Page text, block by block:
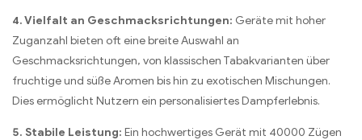
4. Vielfalt an Geschmacksrichtungen: Geräte mit hoher
Zuganzahl bieten oft eine breite Auswahl an
Geschmacksrichtungen, von klassischen Tabakvarianten über
fruchtige und süße Aromen bis hin zu exotischen Mischungen.
Dies ermöglicht Nutzern ein personalisiertes Dampferlebnis.
5. Stabile Leistung: Ein hochwertiges Gerät mit 40000 Zügen